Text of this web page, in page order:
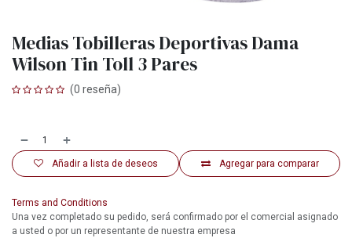
Medias Tobilleras Deportivas Dama
Wilson Tin Toll 3 Pares
(0 reseña)
Agregar para comparar
Añadir a lista de deseos
Terms and Conditions
Una vez completado su pedido, será confirmado por el comercial asignado
a usted o por un representante de nuestra empresa